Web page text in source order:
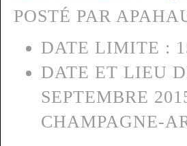
POSTÉ PAR
DATE LIMITE :
DATE ET LIEU
SEPTEMBRE
CHAMPAGNE-